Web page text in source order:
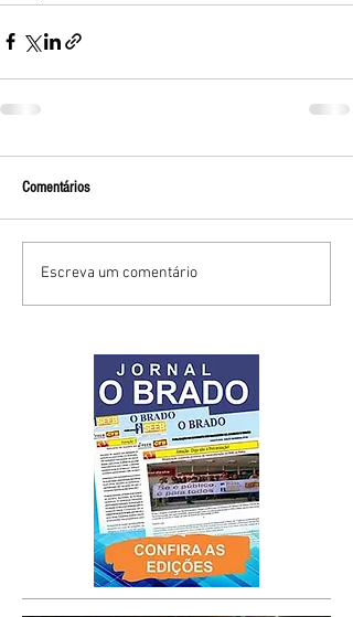
Comentários
Escreva um comentário